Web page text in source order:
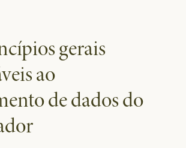
gerais
ao
de dados do